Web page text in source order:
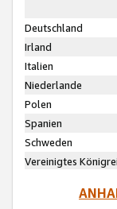
Deutschland
Irland
Italien
Niederlande
Polen
Spanien
Schweden
Vereinigtes